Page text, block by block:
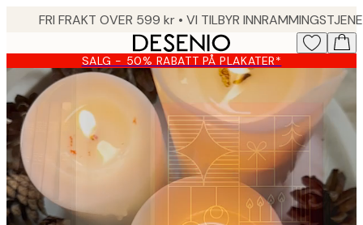
content.
SALG - 50% RABATT PÅ PLAKATER*